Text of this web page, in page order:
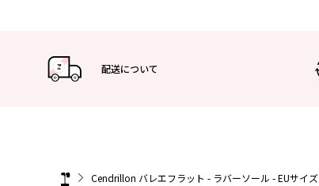
配送について
Cendrillon バレエフラット - ラバーソール - EUサイズ